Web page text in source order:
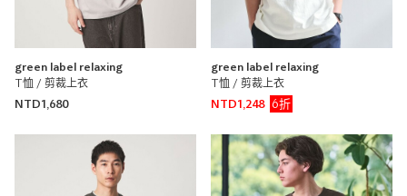
green label relaxing
T恤 / 剪裁上衣
NTD1,680
green label relaxing
T恤 / 剪裁上衣
NTD1,248
6折